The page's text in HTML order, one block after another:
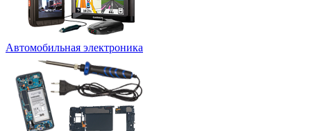
Автомобильная электроника